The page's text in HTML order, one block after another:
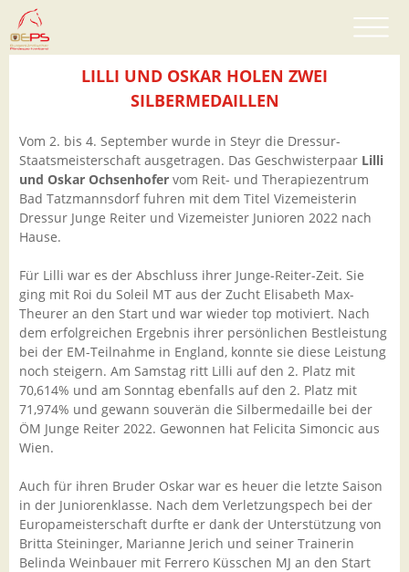
LILLI UND OSKAR HOLEN ZWEI
SILBERMEDAILLEN
Vom 2. bis 4. September wurde in Steyr die Dressur-
Staatsmeisterschaft ausgetragen. Das Geschwisterpaar Lilli
und Oskar Ochsenhofervom Reit- und Therapiezentrum
Bad Tatzmannsdorf fuhren mit dem Titel Vizemeisterin
Dressur Junge Reiter und Vizemeister Junioren 2022 nach
Hause.
Für Lilli war es der Abschluss ihrer Junge-Reiter-Zeit. Sie
ging mit Roi du Soleil MT aus der Zucht Elisabeth Max-
Theurer an den Start und war wieder top motiviert. Nach
dem erfolgreichen Ergebnis ihrer persönlichen Bestleistung
bei der EM-Teilnahme in England, konnte sie diese Leistung
noch steigern. Am Samstag ritt Lilli auf den 2. Platz mit
70,614% und am Sonntag ebenfalls auf den 2. Platz mit
71,974% und gewann souverän die Silbermedaille bei der
ÖM Junge Reiter 2022. Gewonnen hat Felicita Simoncic aus
Wien.
Auch für ihren Bruder Oskar war es heuer die letzte Saison
in der Juniorenklasse. Nach dem Verletzungspech bei der
Europameisterschaft durfte er dank der Unterstützung von
Britta Steininger, Marianne Jerich und seiner Trainerin
Belinda Weinbauer mit Ferrero Küsschen MJ an den Start